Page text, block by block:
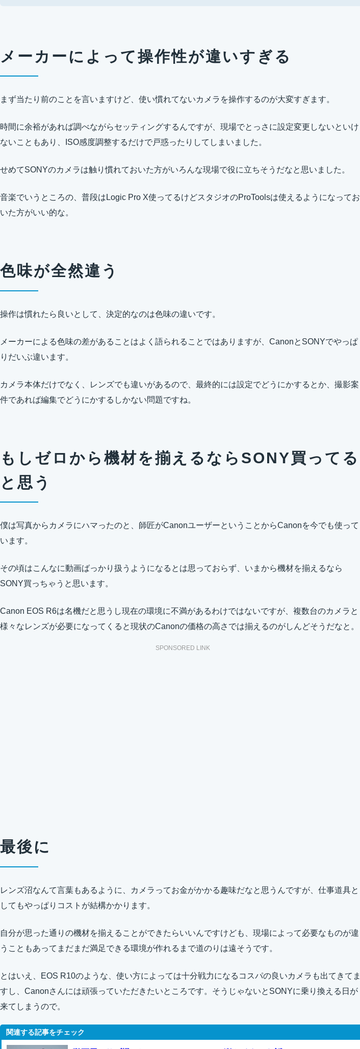
メーカーによって操作性が違いすぎる
まず当たり前のことを言いますけど、使い慣れてないカメラを操作するのが大変すぎます。
時間に余裕があれば調べながらセッティングするんですが、現場でとっさに設定変更しないといけ
ないこともあり、ISO感度調整するだけで戸惑ったりしてしまいました。
せめてSONYのカメラは触り慣れておいた方がいろんな現場で役に立ちそうだなと思いました。
音楽でいうところの、普段はLogic Pro X使ってるけどスタジオのProToolsは使えるようになってお
いた方がいい的な。
色味が全然違う
操作は慣れたら良いとして、決定的なのは色味の違いです。
メーカーによる色味の差があることはよく語られることではありますが、CanonとSONYでやっぱ
りだいぶ違います。
カメラ本体だけでなく、レンズでも違いがあるので、最終的には設定でどうにかするとか、撮影案
件であれば編集でどうにかするしかない問題ですね。
もしゼロから機材を揃えるならSONY買ってる
と思う
僕は写真からカメラにハマったのと、師匠がCanonユーザーということからCanonを今でも使って
います。
その頃はこんなに動画ばっかり扱うようになるとは思っておらず、いまから機材を揃えるなら
SONY買っちゃうと思います。
Canon EOS R6は名機だと思うし現在の環境に不満があるわけではないですが、複数台のカメラと
様々なレンズが必要になってくると現状のCanonの価格の高さでは揃えるのがしんどそうだなと。
SPONSORED LINK
最後に
レンズ沼なんて言葉もあるように、カメラってお金がかかる趣味だなと思うんですが、仕事道具と
してもやっぱりコストが結構かかります。
自分が思った通りの機材を揃えることができたらいいんですけども、現場によって必要なものが違
うこともあってまだまだ満足できる環境が作れるまで道のりは遠そうです。
とはいえ、EOS R10のような、使い方によっては十分戦力になるコスパの良いカメラも出てきてま
すし、Canonさんには頑張っていただきたいところです。そうじゃないとSONYに乗り換える日が
来てしまうので。